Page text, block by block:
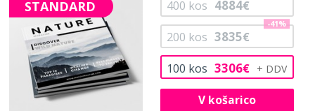
STANDARD
100 kos 3306€
200 kos 3835€
-41%
400 kos 4884€
V košarico